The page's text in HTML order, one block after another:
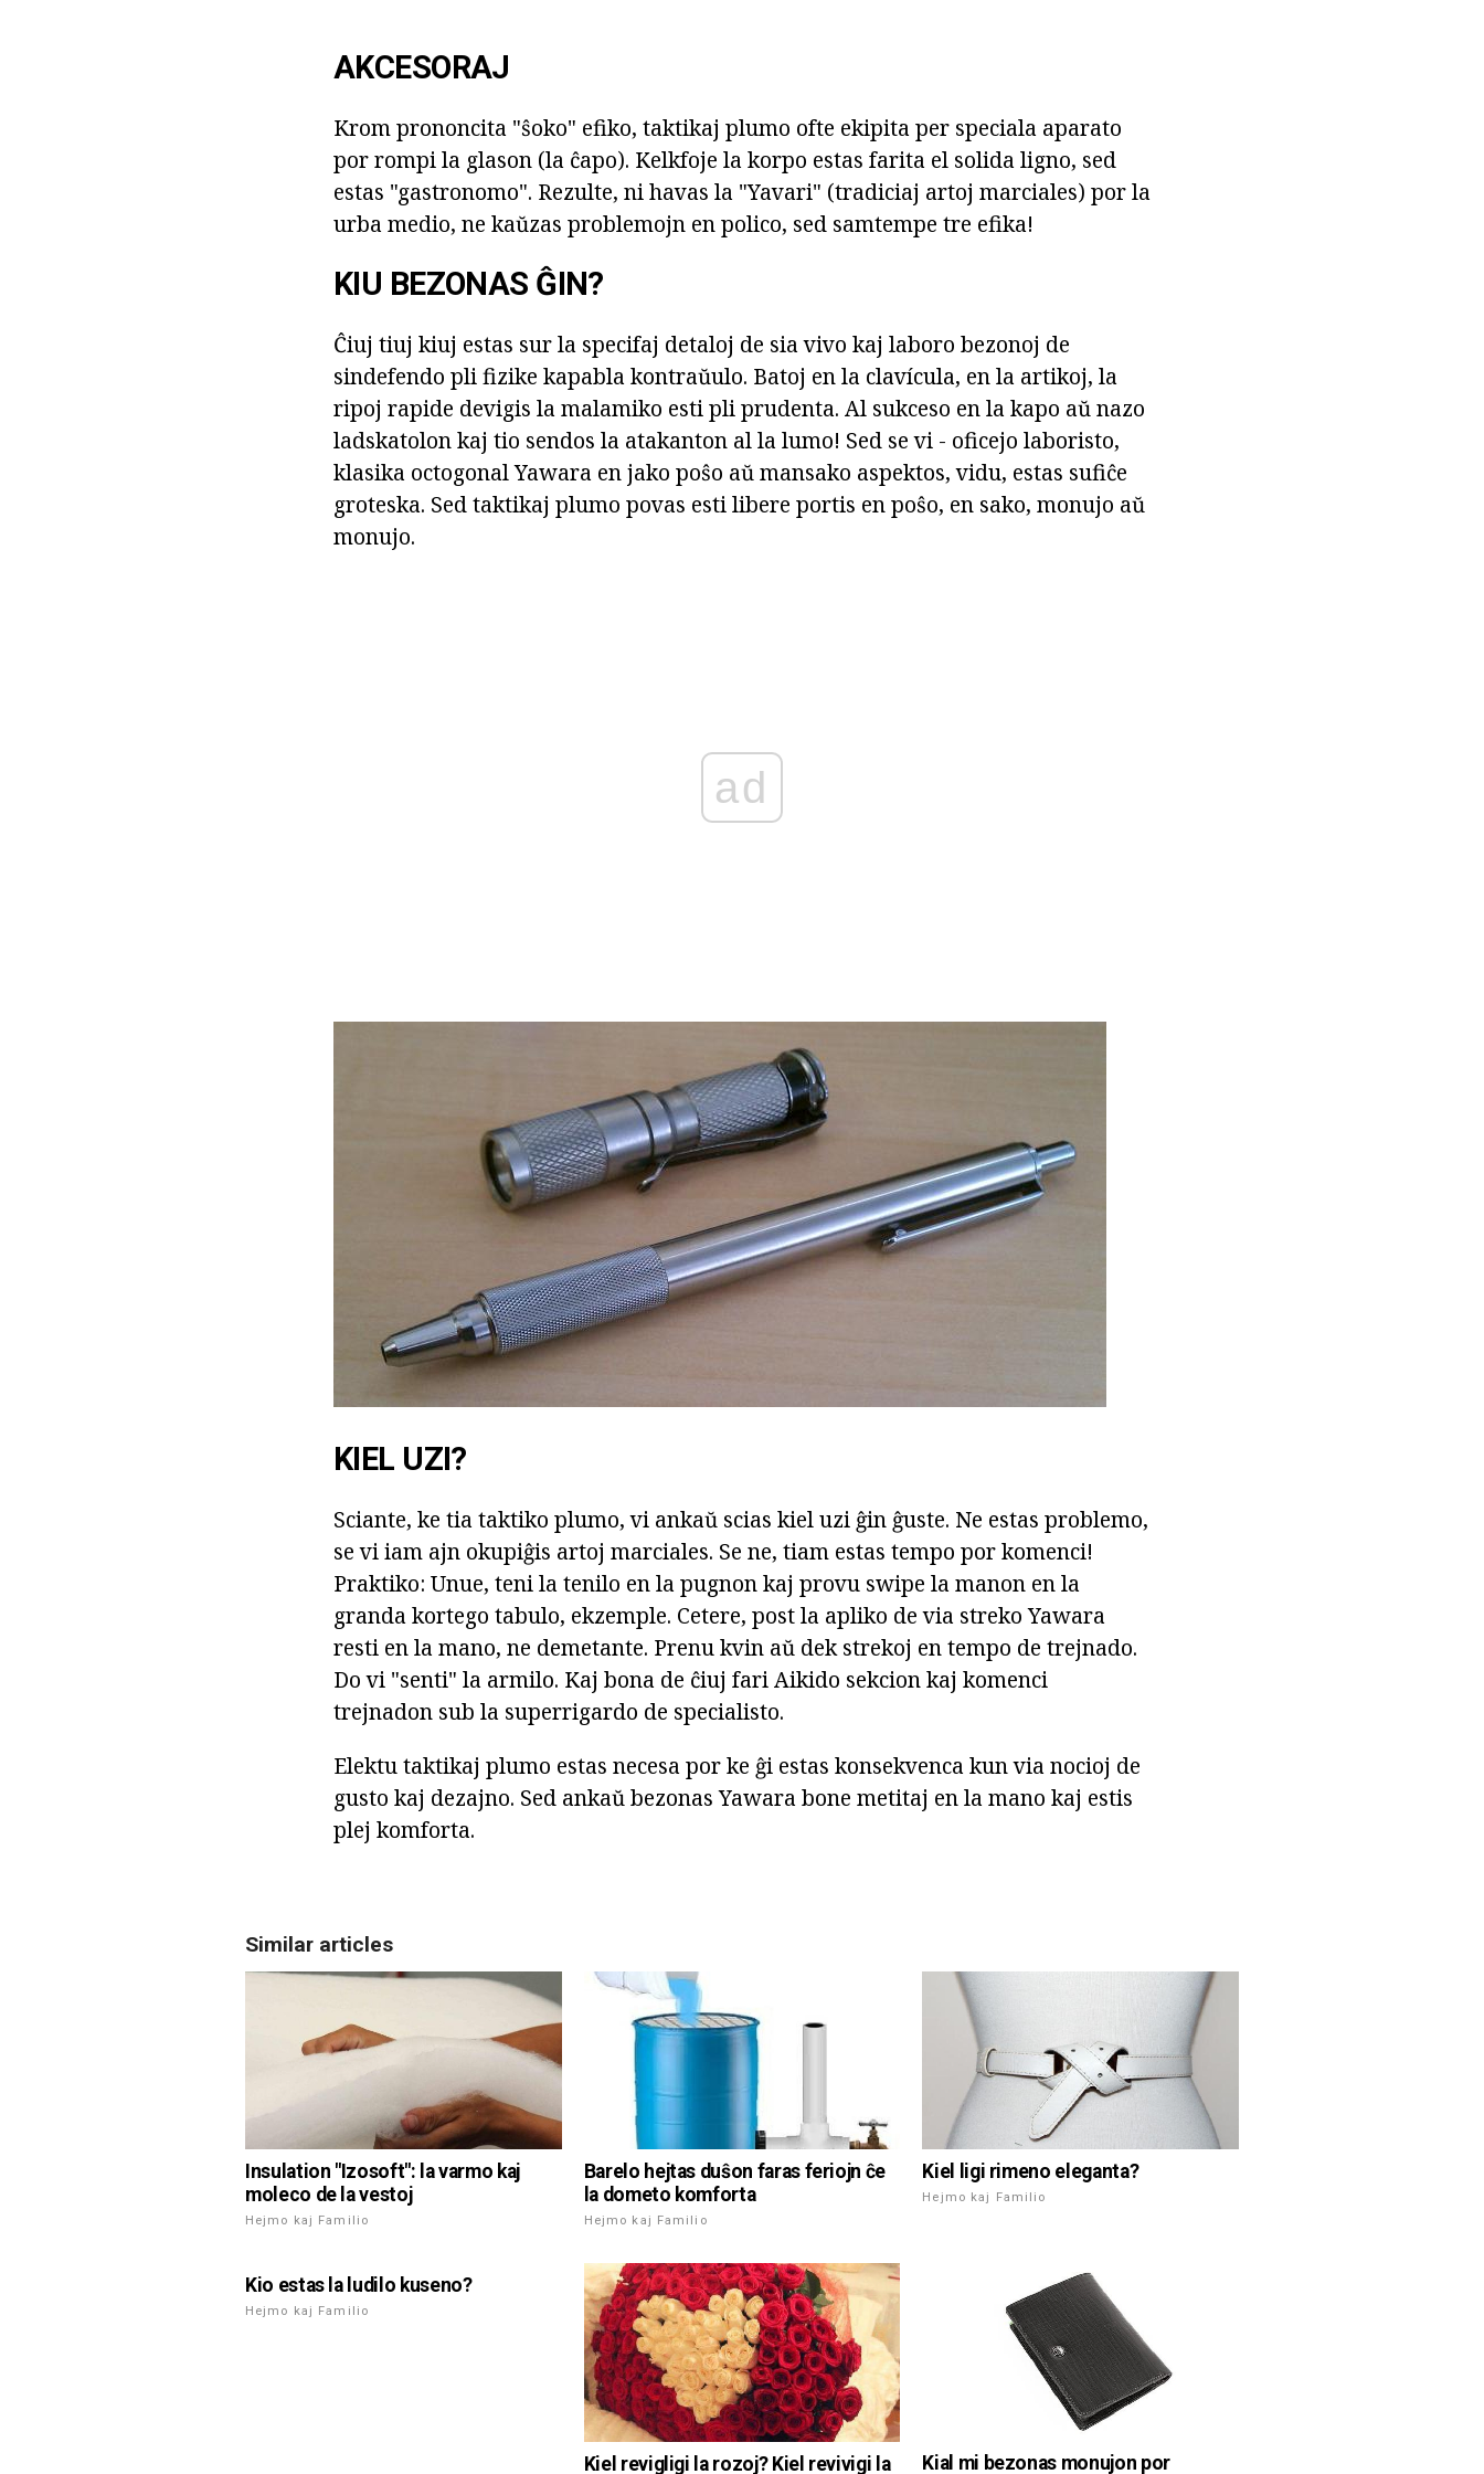
AKCESORAJ
Krom prononcita "ŝoko" efiko, taktikaj plumo ofte ekipita per speciala aparato
por rompi la glason (la ĉapo). Kelkfoje la korpo estas farita el solida ligno, sed
estas "gastronomo". Rezulte, ni havas la "Yavari" (tradiciaj artoj marciales) por la
urba medio, ne kaŭzas problemojn en polico, sed samtempe tre efika!
KIU BEZONAS ĜIN?
Ĉiuj tiuj kiuj estas sur la specifaj detaloj de sia vivo kaj laboro bezonoj de
sindefendo pli fizike kapabla kontraŭulo. Batoj en la clavícula, en la artikoj, la
ripoj rapide devigis la malamiko esti pli prudenta. Al sukceso en la kapo aŭ nazo
ladskatolon kaj tio sendos la atakanton al la lumo! Sed se vi - oficejo laboristo,
klasika octogonal Yawara en jako poŝo aŭ mansako aspektos, vidu, estas sufiĉe
groteska. Sed taktikaj plumo povas esti libere portis en poŝo, en sako, monujo aŭ
monujo.
ad
KIEL UZI?
Sciante, ke tia taktiko plumo, vi ankaŭ scias kiel uzi ĝin ĝuste. Ne estas problemo,
se vi iam ajn okupiĝis artoj marciales. Se ne, tiam estas tempo por komenci!
Praktiko: Unue, teni la tenilo en la pugnon kaj provu swipe la manon en la
granda kortego tabulo, ekzemple. Cetere, post la apliko de via streko Yawara
resti en la mano, ne demetante. Prenu kvin aŭ dek strekoj en tempo de trejnado.
Do vi "senti" la armilo. Kaj bona de ĉiuj fari Aikido sekcion kaj komenci
trejnadon sub la superrigardo de specialisto.
Elektu taktikaj plumo estas necesa por ke ĝi estas konsekvenca kun via nocioj de
gusto kaj dezajno. Sed ankaŭ bezonas Yawara bone metitaj en la mano kaj estis
plej komforta.
Similar articles
Insulation "Izosoft": la varmo kaj
moleco de la vestoj
Hejmo kaj Familio
Barelo hejtas duŝon faras feriojn ĉe
la dometo komforta
Hejmo kaj Familio
Kiel ligi rimeno eleganta?
Hejmo kaj Familio
Kio estas la ludilo kuseno?
Hejmo kaj Familio
Kiel revigligi la rozoj? Kiel revivigi la Kial mi bezonas monujon por